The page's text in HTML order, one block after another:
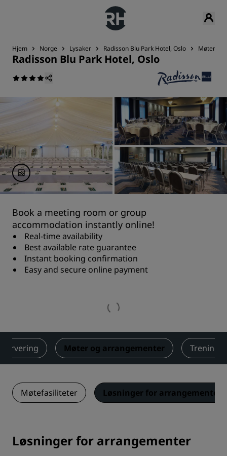
Hjem Norge Lysaker Radisson Blu Park Hotel, Oslo Møter og
Radisson Blu Park Hotel, Oslo
Book a meeting room or group
accommodation instantly online!
Real-time availability
Best available rate guarantee
Instant booking confirmation
Easy and secure online payment
Møter og arrangementer Trening
Møtefasiliteter Løsninger for arrangementer
Løsninger for arrangementer